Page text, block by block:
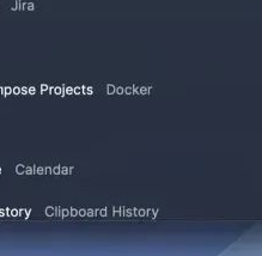
είναι η μηχανή
παρόμοια με την
Καθώς τα πάντα
αυτή που είναι
αναζήτηση αρχείων